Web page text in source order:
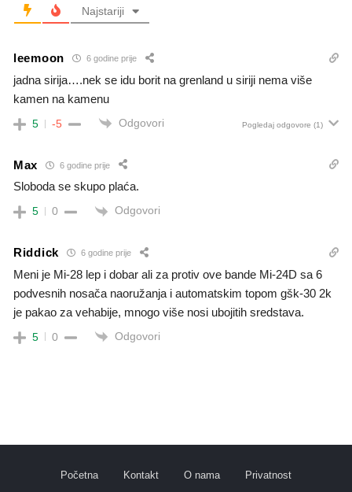
Najstariji
leemoon 6 godine prije
jadna sirija….nek se idu borit na grenland u siriji nema više
kamen na kamenu
5 -5 Odgovori Pogledaj odgovore (1)
Max 6 godine prije
Sloboda se skupo plaća.
5 0 Odgovori
Riddick 6 godine prije
Meni je Mi-28 lep i dobar ali za protiv ove bande Mi-24D sa 6
podvesnih nosača naoružanja i automatskim topom gšk-30 2k
je pakao za vehabije, mnogo više nosi ubojitih sredstava.
5 0 Odgovori
Početna Kontakt O nama Privatnost